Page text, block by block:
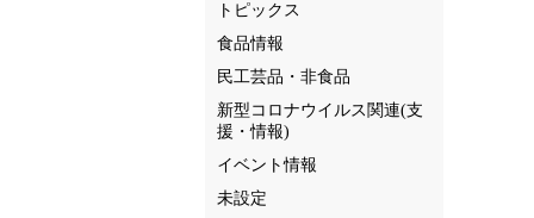
トピックス
食品情報
民工芸品・非食品
新型コロナウイルス関連(支
援・情報)
イベント情報
未設定